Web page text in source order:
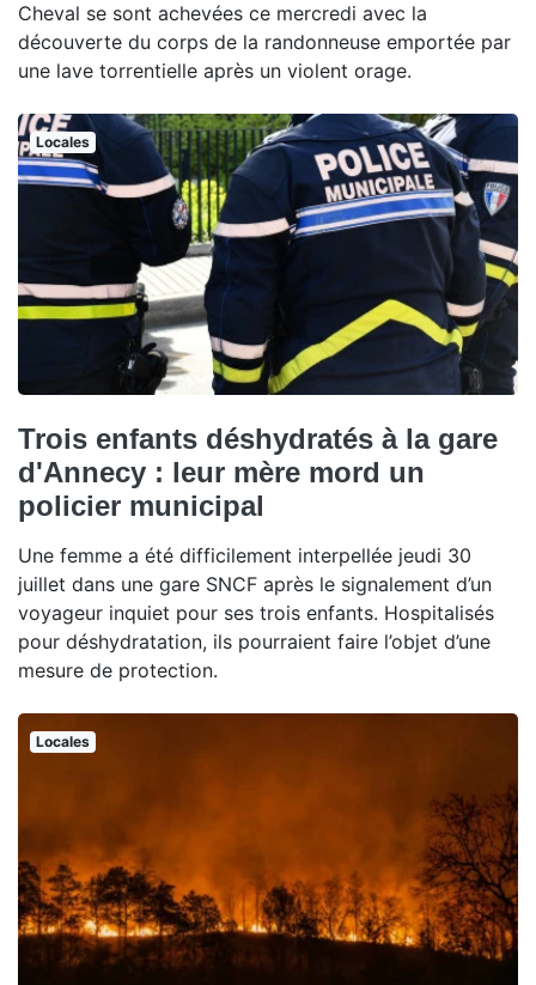
Cheval se sont achevées ce mercredi avec la
découverte du corps de la randonneuse emportée par
une lave torrentielle après un violent orage.
Locales
Trois enfants déshydratés à la gare
d'Annecy : leur mère mord un
policier municipal
Une femme a été difficilement interpellée jeudi 30
juillet dans une gare SNCF après le signalement d’un
voyageur inquiet pour ses trois enfants. Hospitalisés
pour déshydratation, ils pourraient faire l’objet d’une
mesure de protection.
Locales